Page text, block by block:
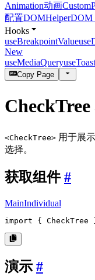
Animation动画
配置DOMHelperDOM
Hooks
useBreakpointValue
New
useMediaQuery
Copy Page
<CheckTree> 用于展
选择。
获取组件 #
MainIndividual
import { CheckTree
演示 #